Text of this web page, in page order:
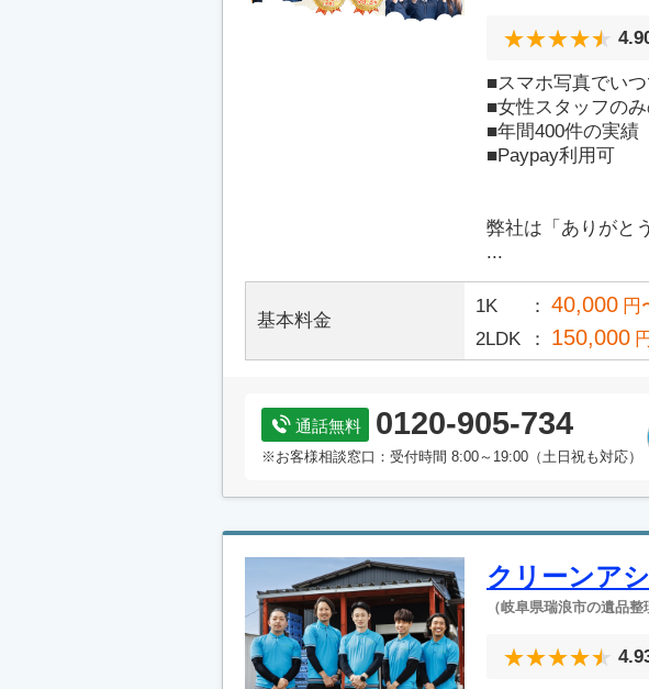
■スマホ写真でい
■女性スタッフの
■年間400件の実績
■Paypay利用可
弊社は「ありがと
...
基本料金
1K 40,000 円
2LDK
150,000
通話無料 0120-905-734
※お客様相談窓口：受付時間 8:00～19:00（土日祝も対応）
クリーンア
（岐阜県瑞浪市の遺品整